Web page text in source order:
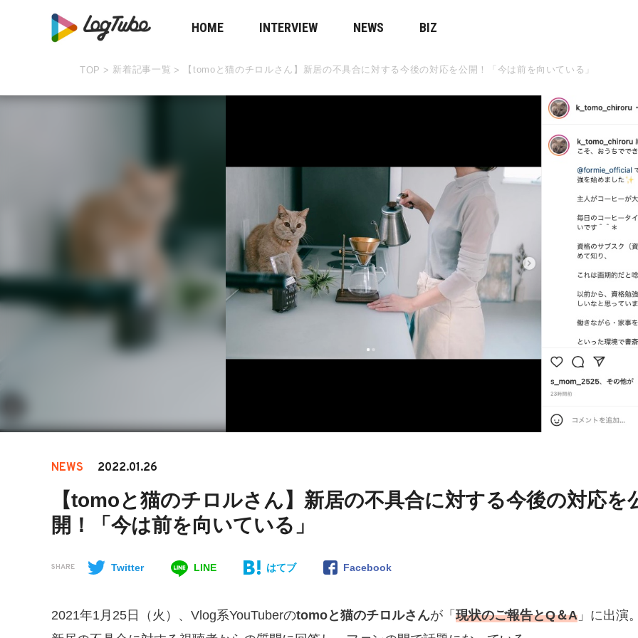
HOME INTERVIEW NEWS BIZ
TOP > 新着記事一覧 > 【tomoと猫のチロルさん】新居の不具合に対する今後の対応を公開！「今は前を向いている」
NEWS 2022.01.26
【tomoと猫のチロルさん】新居の不具合に対する今後の対応を
開！「今は前を向いている」
SHARE Twitter LINE はてブ Facebook
​​2021年1月25日（火）、Vlog系YouTuberのtomoと猫のチロルさんが「 現状のご報告とQ＆A 」に出演